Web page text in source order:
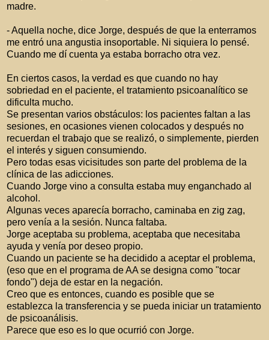
madre.
- Aquella noche, dice Jorge, después de que la enterramos
me entró una angustia insoportable. Ni siquiera lo pensé.
Cuando me dí cuenta ya estaba borracho otra vez.
En ciertos casos, la verdad es que cuando no hay
sobriedad en el paciente, el tratamiento psicoanalítico se
dificulta mucho.
Se presentan varios obstáculos: los pacientes faltan a las
sesiones, en ocasiones vienen colocados y después no
recuerdan el trabajo que se realizó, o simplemente, pierden
el interés y siguen consumiendo.
Pero todas esas vicisitudes son parte del problema de la
clínica de las adicciones.
Cuando Jorge vino a consulta estaba muy enganchado al
alcohol.
Algunas veces aparecía borracho, caminaba en zig zag,
pero venía a la sesión. Nunca faltaba.
Jorge aceptaba su problema, aceptaba que necesitaba
ayuda y venía por deseo propio.
Cuando un paciente se ha decidido a aceptar el problema,
(eso que en el programa de AA se designa como "tocar
fondo") deja de estar en la negación.
Creo que es entonces, cuando es posible que se
establezca la transferencia y se pueda iniciar un tratamiento
de psicoanálisis.
Parece que eso es lo que ocurrió con Jorge.